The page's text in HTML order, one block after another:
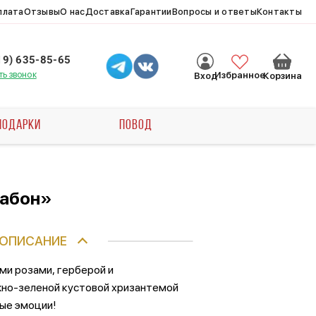
ОтзывыО насДоставкаГарантииВопросы и ответыКонтакты
635-85-65
звонок ВходИзбранноеКорзина
ПОВОД
ОПИСАНИЕ
розами, герберой и
зеленой кустовой хризантемой
эмоции!